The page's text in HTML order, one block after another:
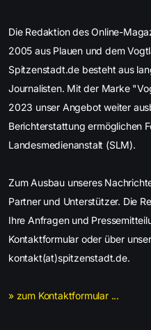
Die Redaktion des Online-
2005 aus Plauen und dem
Spitzenstadt.de besteht aus
Journalisten. Mit der Marke
2023 unser Angebot weiter
Berichterstattung ermöglichen
Landesmedienanstalt (SLM).
Zum Ausbau unseres
Partner und Unterstützer. Die
Ihre Anfragen und
Kontaktformular oder über
kontakt(at)spitzenstadt.de.
» zum Kontaktformular ...